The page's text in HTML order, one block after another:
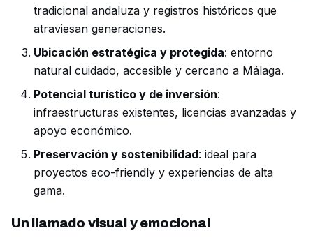
tradicional andaluza y registros históricos que
atraviesan generaciones.
Ubicación estratégica y protegida: entorno
natural cuidado, accesible y cercano a Málaga.
Potencial turístico y de inversión:
infraestructuras existentes, licencias avanzadas y
apoyo económico.
Preservación y sostenibilidad: ideal para
proyectos eco-friendly y experiencias de alta
gama.
Un llamado visual y emocional